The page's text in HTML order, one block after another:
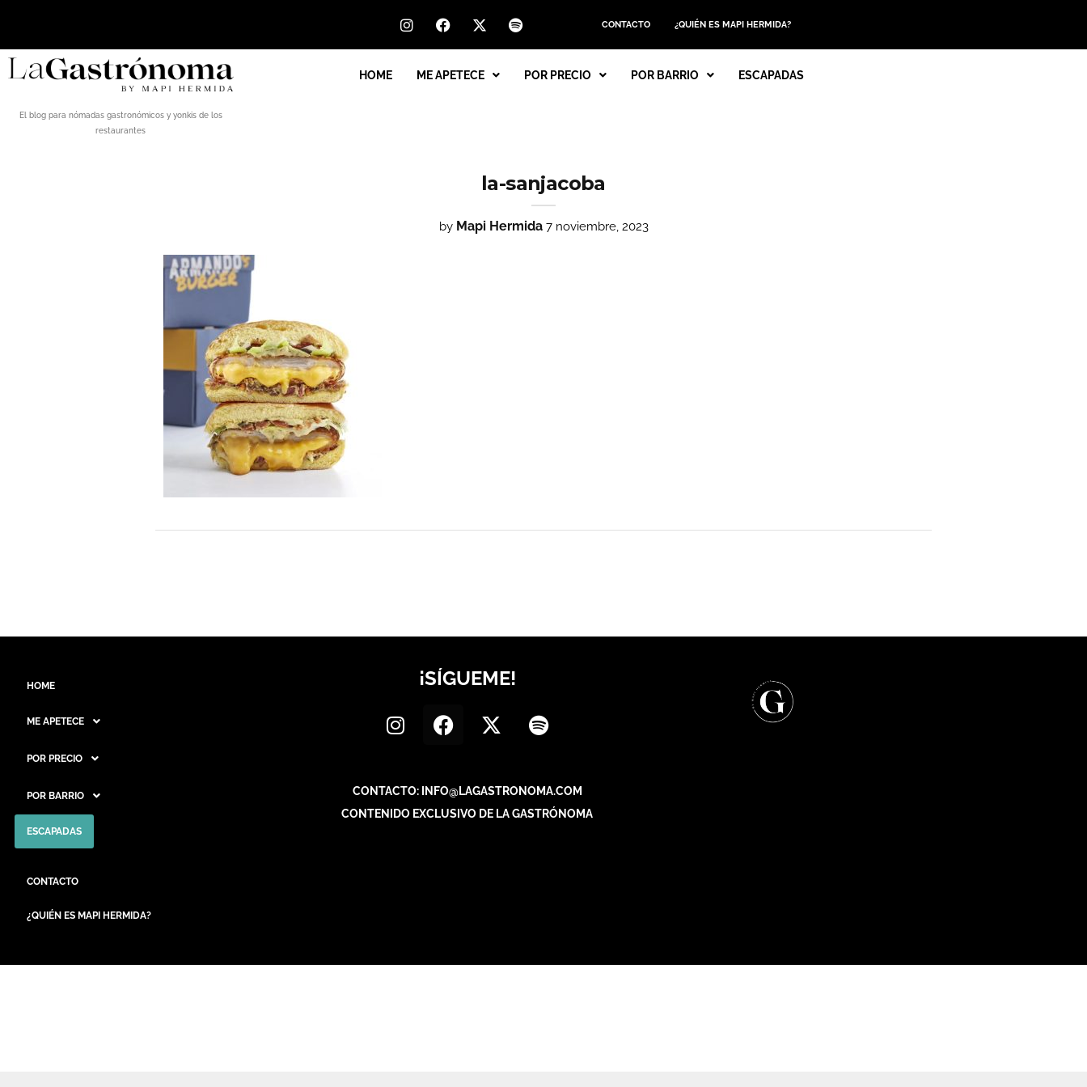
CONTACTO ¿QUIÉN ES MAPI HERMIDA?
El blog para nómadas gastronómicos y yonkis de los
restaurantes
HOME ME APETECE POR PRECIO POR BARRIO ESCAPADAS
la-sanjacoba
by Mapi Hermida 7 noviembre, 2023
HOME
ME APETECE
POR PRECIO
POR BARRIO
ESCAPADAS
CONTACTO
¿QUIÉN ES MAPI HERMIDA?
¡SÍGUEME!
CONTACTO: INFO@LAGASTRONOMA.COM
CONTENIDO EXCLUSIVO DE LA GASTRÓNOMA